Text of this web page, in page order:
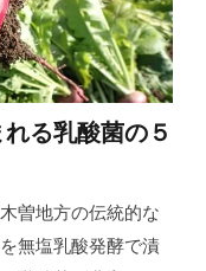
れる乳酸菌の５
曽地方の伝統的な
無塩乳酸発酵で漬